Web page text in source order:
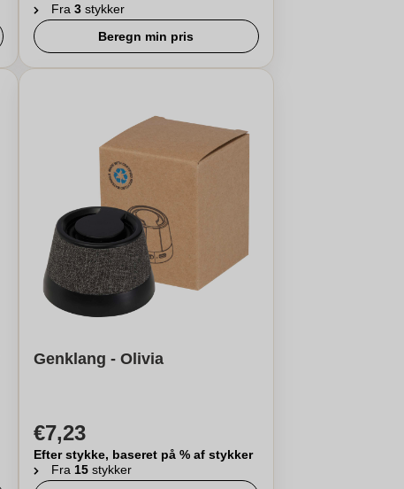
Fra 3 stykker
Beregn min pris
Genklang - Olivia
€7,23
Efter stykke, baseret på % af stykker
Fra 15 stykker